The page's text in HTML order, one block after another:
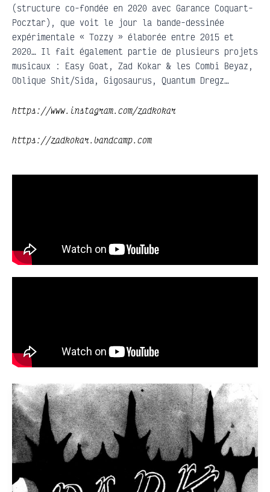
(structure co-fondée en 2020 avec Garance Coquart-
Pocztar), que voit le jour la bande-dessinée
expérimentale « Tozzy » élaborée entre 2015 et
2020… Il fait également partie de plusieurs projets
musicaux : Easy Goat, Zad Kokar & les Combi Beyaz,
Oblique Shit/Sida, Gigosaurus, Quantum Dregz…
https://www.instagram.com/zadkokar
https://zadkokar.bandcamp.com
Dark
Utopia
• Atelier
McClane